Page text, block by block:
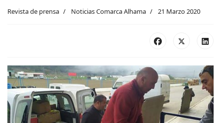
Revista de prensa Noticias Comarca Alhama 21 Marzo 2020